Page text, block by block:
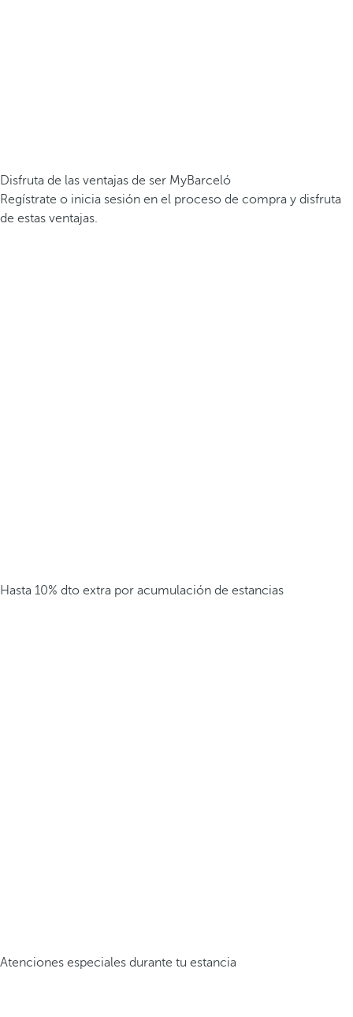
Disfruta de las ventajas de ser MyBarceló
Regístrate o inicia sesión en el proceso de compra y disfruta
de estas ventajas.
Hasta 10% dto extra por acumulación de estancias
Atenciones especiales durante tu estancia